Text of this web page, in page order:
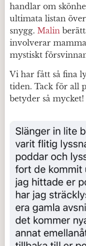
handlar om
ultimata listan
snygg. Malin
involverar
mystiskt
Vi har fått så fina
tiden. Tack för all
betyder så mycket!